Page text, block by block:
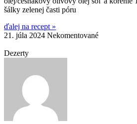
šálky zelenej časti póru
ďalej na recept »
21. júla 2024 Nekomentované
Dezerty